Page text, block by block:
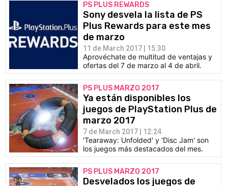
PS PLUS REWARDS
Sony desvela la lista de PS
Plus Rewards para este mes
de marzo
11 de March 2017 | 15:30
Aprovéchate de multitud de ventajas y
ofertas del 7 de marzo al 4 de abril.
PS PLUS MARZO 2017
Ya están disponibles los
juegos de PlayStation Plus de
marzo 2017
7 de March 2017 | 12:24
'Tearaway: Unfolded' y 'Disc Jam' son
los juegos más destacados del mes.
PS PLUS MARZO 2017
Desvelados los juegos de